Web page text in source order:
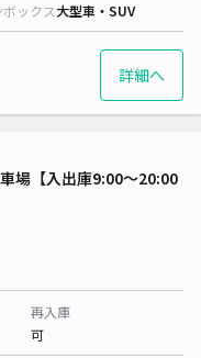
ボックス大型車・SUV
詳細へ
場【入出庫9:00〜20:00
再入庫
可